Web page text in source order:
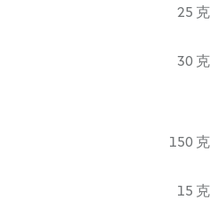
25 克
30 克
150 克
15 克